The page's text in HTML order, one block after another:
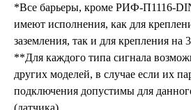
*Все барьеры, кроме РИФ-П1116-
имеют исполнения, как для
заземления, так и для крепления на
**Для каждого типа сигнала
других моделей, в случае если их
подключения допустимы для
(датчика).